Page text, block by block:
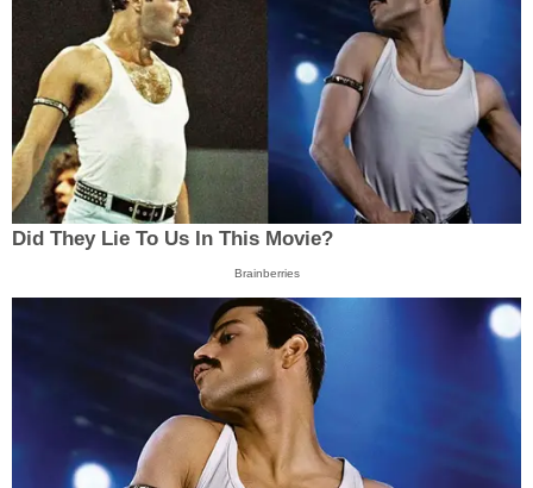
Did They Lie To Us In This Movie?
Brainberries